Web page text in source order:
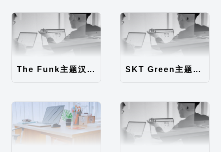
The Funk主题汉化包 SKT Green主题汉化包